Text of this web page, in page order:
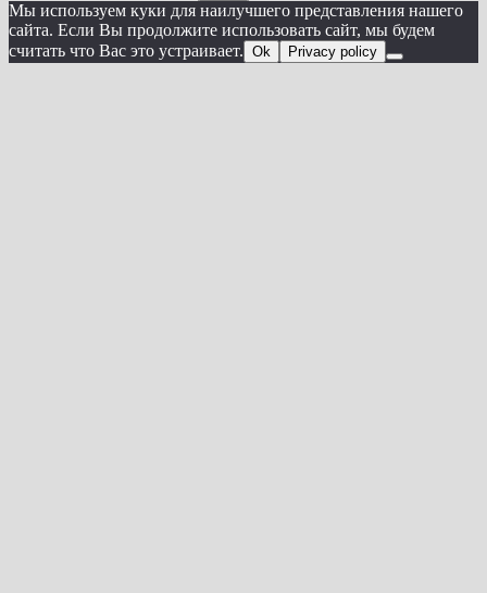
Мы используем куки для наилучшего представления нашего
сайта. Если Вы продолжите использовать сайт, мы будем
считать что Вас это устраивает. Ok Privacy policy